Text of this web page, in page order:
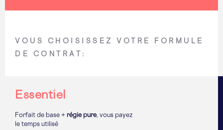
VOUS CHOISISSEZ VOTRE FORMULE
DE CONTRAT:
Essentiel
Forfait de base + régie pure, vous payez
le temps utilisé